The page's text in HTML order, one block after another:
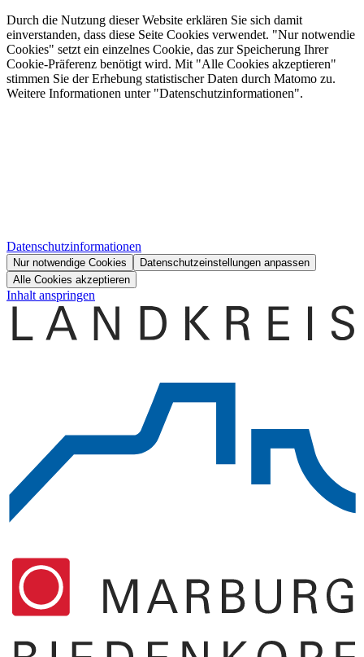
Durch die Nutzung dieser Website erklären Sie sich damit
einverstanden, dass diese Seite Cookies verwendet. "Nur notwendie
Cookies" setzt ein einzelnes Cookie, das zur Speicherung Ihrer
Cookie-Präferenz benötigt wird. Mit "Alle Cookies akzeptieren"
stimmen Sie der Erhebung statistischer Daten durch Matomo zu.
Weitere Informationen unter "Datenschutzinformationen".
Datenschutzinformationen
Nur notwendige Cookies
Datenschutzeinstellungen anpassen
Alle Cookies akzeptieren
Inhalt anspringen